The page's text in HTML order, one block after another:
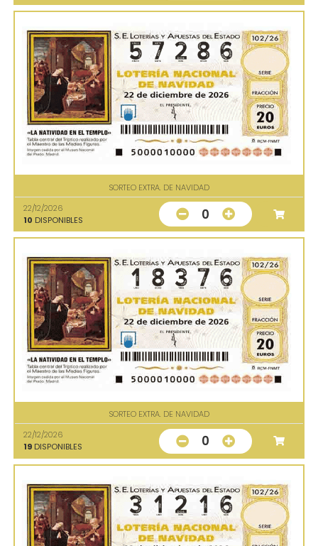
SORTEO EXTRA. DE NAVIDAD
22/12/2026
10 DISPONIBLES 0
SORTEO EXTRA. DE NAVIDAD
22/12/2026
19 DISPONIBLES 0